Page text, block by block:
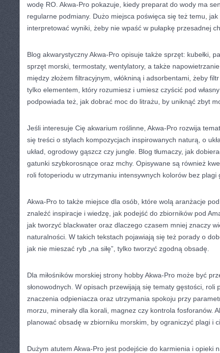
wodę RO. Akwa-Pro pokazuje, kiedy preparat do wody ma
regularne podmiany. Dużo miejsca poświęca się też temu,
interpretować wyniki, żeby nie wpaść w pułapkę przesadnej
Blog akwarystyczny Akwa-Pro opisuje także sprzęt: kubełki,
sprzęt morski, termostaty, wentylatory, a także
między złożem filtracyjnym, włókniną i adsorbentami, żeby
tylko elementem, który rozumiesz i umiesz czyścić pod
podpowiada też, jak dobrać moc do litrażu, by uniknąć zbyt
Jeśli interesuje Cię akwarium roślinne, Akwa-Pro rozwija
się treści o stylach kompozycjach inspirowanych naturą, o
układ, ogrodowy gąszcz czy jungle. Blog tłumaczy, jak
gatunki szybkorosnące oraz mchy. Opisywane są również
roli fotoperiodu w utrzymaniu intensywnych kolorów bez plagi
Akwa-Pro to także miejsce dla osób, które wolą aranżacje
znaleźć inspiracje i wiedzę, jak podejść do zbiorników pod
jak tworzyć blackwater oraz dlaczego czasem mniej znaczy
naturalności. W takich tekstach pojawiają się też porady o
jak nie mieszać ryb „na siłę”, tylko tworzyć zgodną obsadę.
Dla miłośników morskiej strony hobby Akwa-Pro może być
słonowodnych. W opisach przewijają się tematy gęstości, roli
znaczenia odpieniacza oraz utrzymania spokoju przy
morzu, minerały dla korali, magnez czy kontrola fosforanów.
planować obsadę w zbiorniku morskim, by ograniczyć plagi i
Dużym atutem Akwa-Pro jest podejście do karmienia i opieki